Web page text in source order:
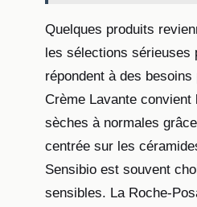
Quelques produits
les sélections sérieuses
répondent à des
Crème Lavante convient
sèches à normales
centrée sur les
Sensibio est souvent
sensibles. La Roche-